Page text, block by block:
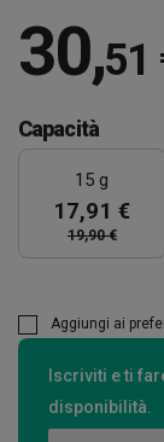
30,51
Capacità
15 g
17,91 €
19,90 €
Aggiungi ai
Iscriviti e ti
disponibilità.